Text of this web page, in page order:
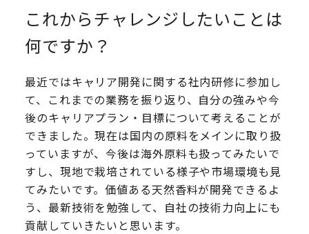
これからチャレンジしたいことは
何ですか？
最近ではキャリア開発に関する社内研修に参加し
て、これまでの業務を振り返り、自分の強みや今
後のキャリアプラン・目標について考えることが
できました。現在は国内の原料をメインに取り扱
っていますが、今後は海外原料も扱ってみたいで
すし、現地で栽培されている様子や市場環境も見
てみたいです。価値ある天然香料が開発できるよ
う、最新技術を勉強して、自社の技術力向上にも
貢献していきたいと思います。